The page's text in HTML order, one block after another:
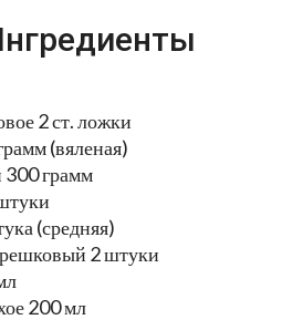
2 ст. ложки
(вяленая)
грамм
(средняя)
2 штуки
200 мл